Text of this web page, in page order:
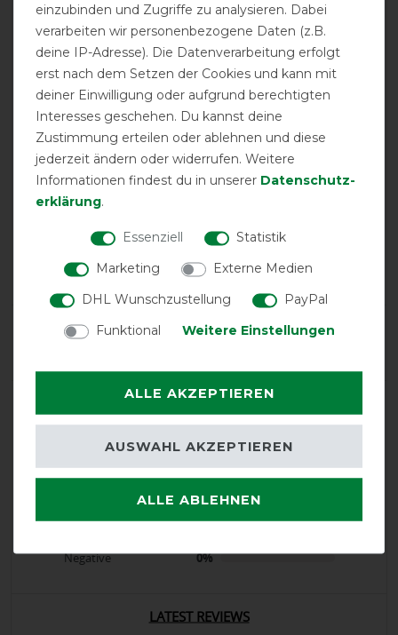
EXCELLENT
Bucas Quilt 300g - SF - Navy
Product Reviews
1
Product Rating
product experience
calculated from 1 customer reviews
Negative
0%
LATEST REVIEWS
einzubinden und Zugriffe zu analysieren. Dabei
verarbeiten wir personenbezogene Daten (z.B.
deine IP-Adresse). Die Datenverarbeitung erfolgt
erst nach dem Setzen der Cookies und kann mit
deiner Einwilligung oder aufgrund berechtigten
Interesses geschehen. Du kannst deine
Zustimmung erteilen oder ablehnen und diese
jederzeit ändern oder widerrufen. Weitere
Informationen findest du in unserer Daten­schutz­
erklärung.
Essenziell
Statistik
Marketing
Externe Medien
DHL Wunschzustellung
PayPal
Funktional
Weitere Einstellungen
ALLE AKZEPTIEREN
ALLE ABLEHNEN
AUSWAHL AKZEPTIEREN